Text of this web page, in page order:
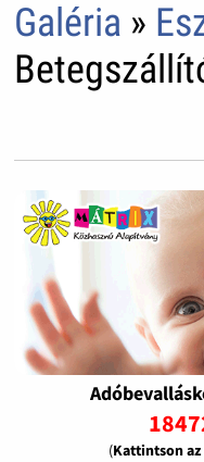
Galéria »
(Kattintson az